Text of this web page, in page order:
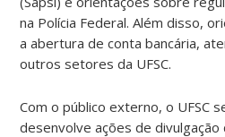
na Polícia Federal. Além disso,
aabertura de conta bancária,
outros setores da UFSC.
Com o público externo, o UFSC
desenvolve ações de